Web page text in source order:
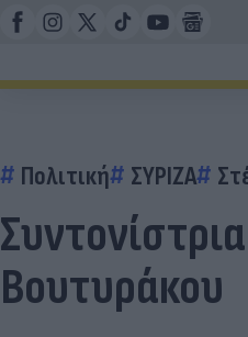
Πολιτική ΣΥΡΙΖΑ
Βουτυράκου